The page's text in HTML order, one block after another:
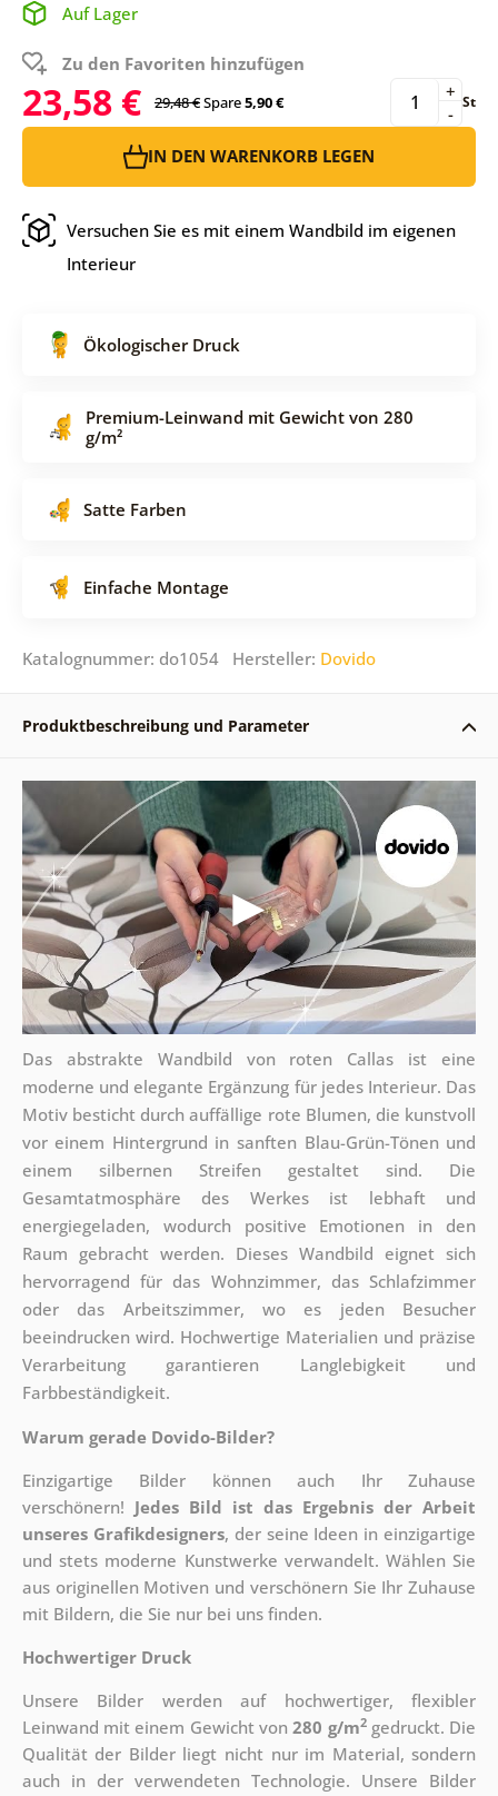
Auf Lager
Zu den Favoriten hinzufügen
23,58 € 29,48 €Spare5,90 € -
+ St
IN DEN WARENKORB LEGEN
Versuchen Sie es mit einem Wandbild im eigenen
Interieur
Ökologischer Druck
Premium-Leinwand mit Gewicht von 280
g/m²
Satte Farben
Einfache Montage
Katalognummer: do1054 Hersteller: Dovido
Produktbeschreibung und Parameter
Das abstrakte Wandbild von roten Callas ist eine
moderne und elegante Ergänzung für jedes Interieur. Das
Motiv besticht durch auffällige rote Blumen, die kunstvoll
vor einem Hintergrund in sanften Blau-Grün-Tönen und
einem silbernen Streifen gestaltet sind. Die
Gesamtatmosphäre des Werkes ist lebhaft und
energiegeladen, wodurch positive Emotionen in den
Raum gebracht werden. Dieses Wandbild eignet sich
hervorragend für das Wohnzimmer, das Schlafzimmer
oder das Arbeitszimmer, wo es jeden Besucher
beeindrucken wird. Hochwertige Materialien und präzise
Verarbeitung garantieren Langlebigkeit und
Farbbeständigkeit.
Warum gerade Dovido-Bilder?
Einzigartige Bilder können auch Ihr Zuhause
verschönern! Jedes Bild ist das Ergebnis der Arbeit
unseres Grafikdesigners, der seine Ideen in einzigartige
und stets moderne Kunstwerke verwandelt. Wählen Sie
aus originellen Motiven und verschönern Sie Ihr Zuhause
mit Bildern, die Sie nur bei uns finden.
Hochwertiger Druck
Unsere Bilder werden auf hochwertiger, flexibler
Leinwand mit einem Gewicht von280 g/m2gedruckt. Die
Qualität der Bilder liegt nicht nur im Material, sondern
auch in der verwendeten Technologie. Unsere Bilder